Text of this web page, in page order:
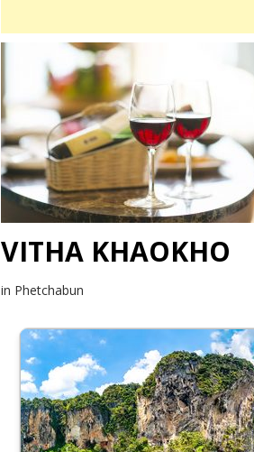
VITHA KHAOKHO
in Phetchabun